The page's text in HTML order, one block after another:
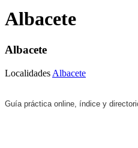
Albacete
Albacete
Localidades Albacete
Guía práctica online, índice y